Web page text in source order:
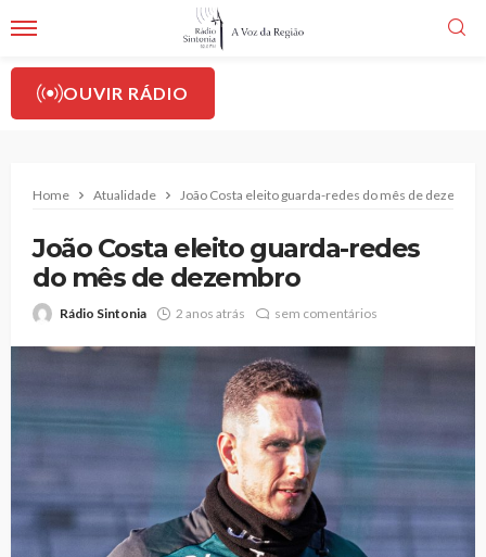
OUVIR RÁDIO
Home Atualidade João Costa eleito guarda-redes do mês de dezembro
João Costa eleito guarda-redes
do mês de dezembro
Rádio Sintonia 2 anos atrás sem comentários